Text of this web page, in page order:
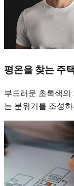
평온을 찾는 주
부드러운 초록색
는 분위기를 조성